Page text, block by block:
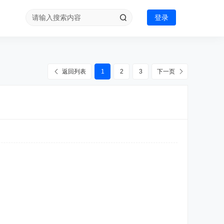
登录
1 2 3 下一页
返回列表